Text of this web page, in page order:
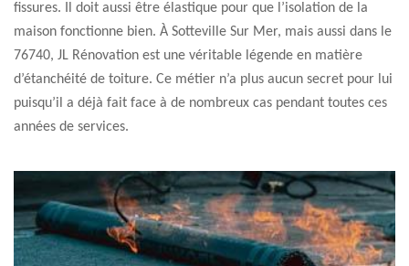
fissures. Il doit aussi être élastique pour que l’isolation de la
maison fonctionne bien. À Sotteville Sur Mer, mais aussi dans le
76740, JL Rénovation est une véritable légende en matière
d’étanchéité de toiture. Ce métier n’a plus aucun secret pour lui
puisqu’il a déjà fait face à de nombreux cas pendant toutes ces
années de services.